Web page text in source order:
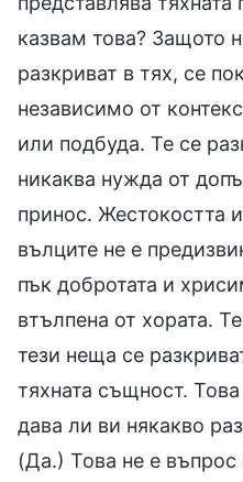
казвам това? Защото
разкриват в тях, се
независимо от
или подбуда. Те се
никаква нужда от
принос. Жестокостта
вълците не е
пък добротата и
втълпена от хората.
тези неща се
тяхната същност.
дава ли ви някакво
(Да.) Това не е въпрос